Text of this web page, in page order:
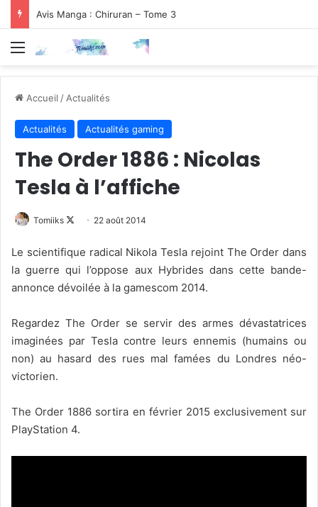
Avis Manga : Chiruran – Tome 3
Menu
Accueil / Actualités
Actualités Actualités gaming
The Order 1886 : Nicolas
Tesla à l’affiche
Tomiiks
Follow
X
22 août 2014
Le scientifique radical Nikola Tesla rejoint The Order dans
la guerre qui l’oppose aux Hybrides dans cette bande-
annonce dévoilée à la gamescom 2014.
Regardez The Order se servir des armes dévastatrices
imaginées par Tesla contre leurs ennemis (humains ou
non) au hasard des rues mal famées du Londres néo-
victorien.
The Order 1886 sortira en février 2015 exclusivement sur
PlayStation 4.